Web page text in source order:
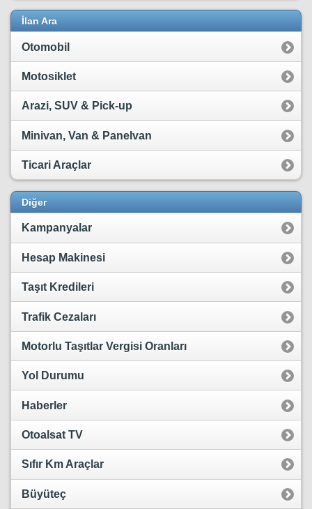
İlan Ara
Otomobil
Motosiklet
Arazi, SUV & Pick-up
Minivan, Van & Panelvan
Ticari Araçlar
Diğer
Kampanyalar
Hesap Makinesi
Taşıt Kredileri
Trafik Cezaları
Motorlu Taşıtlar Vergisi Oranları
Yol Durumu
Haberler
Otoalsat TV
Sıfır Km Araçlar
Büyüteç